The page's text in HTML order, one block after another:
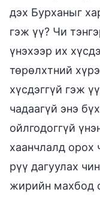
дэх Бурханыг
гэж үү? Чи
үнэхээр их
төрөлхтний
хүсдэггүй гэж
чадаагүй энэ
ойлгодоггүй
хаанчлалд орох
рүү дагуулах
жирийн махбод